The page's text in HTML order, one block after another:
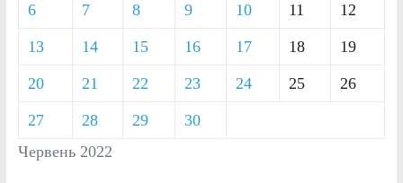
Червень 2022
6 7 8 9 10 11 12
13 14 15 16 17 18 19
20 21 22 23 24 25 26
27 28 29 30